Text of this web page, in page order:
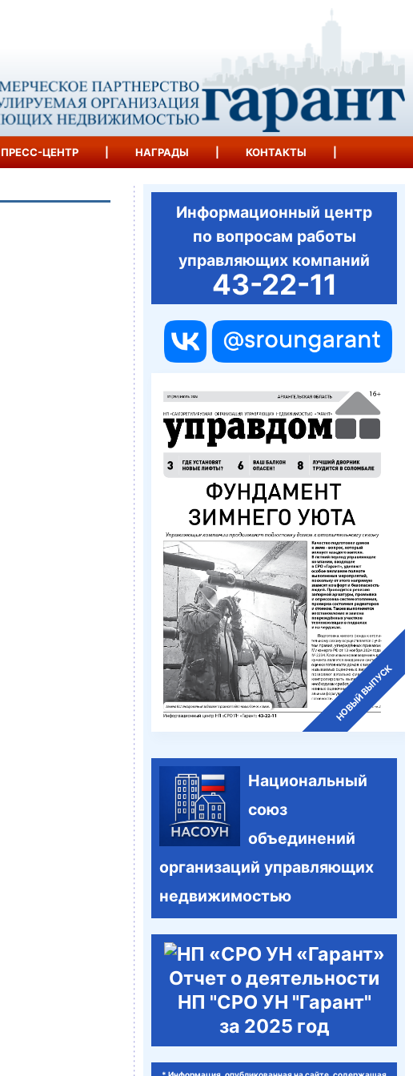
ПРЕСС-ЦЕНТР НАГРАДЫ КОНТАКТЫ
Информационный центр
по вопросам работы
управляющих компаний
43-22-11
Национальный
союз
объединений
организаций управляющих
недвижимостью
Отчет о деятельности
НП "СРО УН "Гарант"
за 2025 год